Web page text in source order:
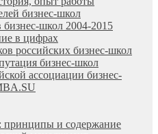
бизнес-школ
школ 2004-2015
в цифрах
российских бизнес-школ
бизнес-школ
ассоциации бизнес-
и содержание